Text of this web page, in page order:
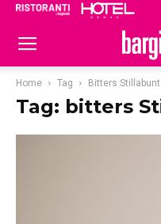
Home Tag Bitters Stillabunt
Tag: bitters